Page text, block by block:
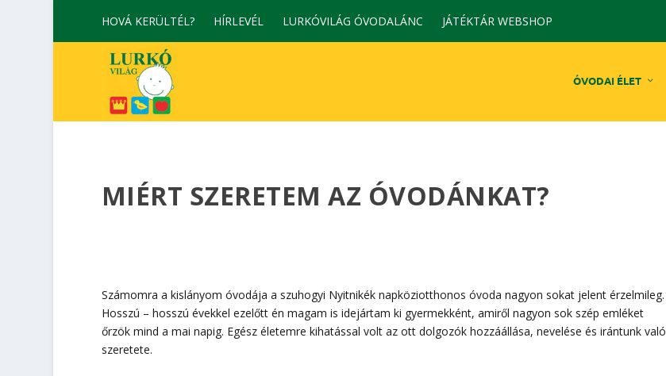
HOVÁ KERÜLTÉL? HÍRLEVÉL LURKÓVILÁG ÓVODALÁNC JÁTÉKTÁR WEBSHOP
ÓVODAI ÉLET
MIÉRT SZERETEM AZ ÓVODÁNKAT?
Számomra a kislányom óvodája a szuhogyi Nyitnikék napköziotthonos óvoda nagyon sokat jelent érzelmileg.
Hosszú – hosszú évekkel ezelőtt én magam is idejártam ki gyermekként, amiről nagyon sok szép emléket
őrzök mind a mai napig. Egész életemre kihatással volt az ott dolgozók hozzáállása, nevelése és irántunk való
szeretete.